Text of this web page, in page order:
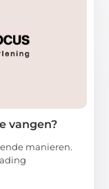
vangen?
manieren.